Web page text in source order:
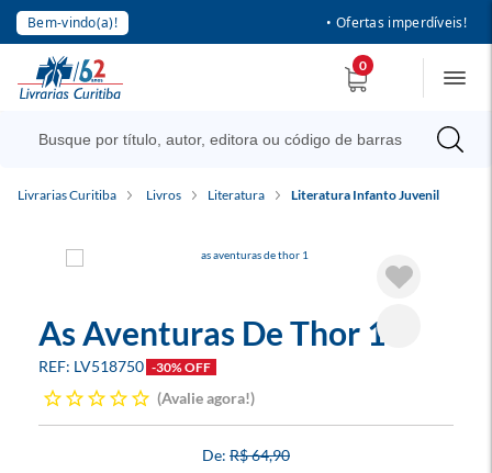
Bem-vindo(a)! • Ofertas imperdíveis!
0
Livrarias Curitiba Livros Literatura Literatura Infanto Juvenil
As Aventuras De Thor 1
LV518750 -30% OFF
Avalie agora!
R$ 64,90